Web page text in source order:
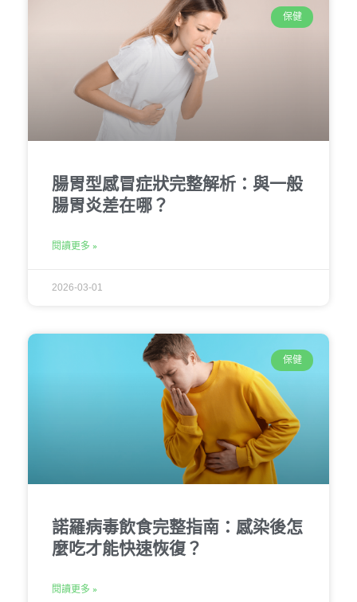
保健
腸胃型感冒症狀完整解析：與一般
腸胃炎差在哪？
閱讀更多 »
2026-03-01
保健
諾羅病毒飲食完整指南：感染後怎
麼吃才能快速恢復？
閱讀更多 »